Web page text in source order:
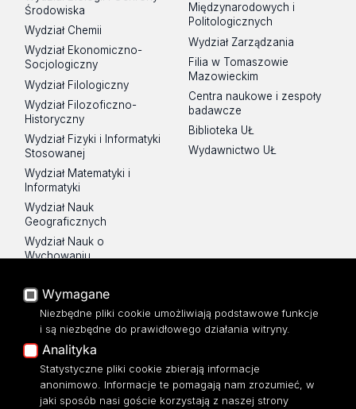
Środowiska
Wydział Chemii
Wydział Ekonomiczno-
Socjologiczny
Wydział Filologiczny
Wydział Filozoficzno-
Historyczny
Wydział Fizyki i Informatyki
Stosowanej
Wydział Matematyki i
Informatyki
Wydział Nauk
Geograficznych
Wydział Nauk o
Wychowaniu
Administracji
Międzynarodowych i
Politologicznych
Wydział Zarządzania
Filia w Tomaszowie
Mazowieckim
Centra naukowe i zespoły
badawcze
Biblioteka UŁ
Wydawnictwo UŁ
Na skróty
Poczta UŁ
USOSWeb
Portal Pracowniczy
Lista wydziałów i jednostek
Mapa Strony
Wymagane
Niezbędne pliki cookie umożliwiają podstawowe funkcje
i są niezbędne do prawidłowego działania witryny.
Analityka
Statystyczne pliki cookie zbierają informacje
anonimowo. Informacje te pomagają nam zrozumieć, w
jaki sposób nasi goście korzystają z naszej strony